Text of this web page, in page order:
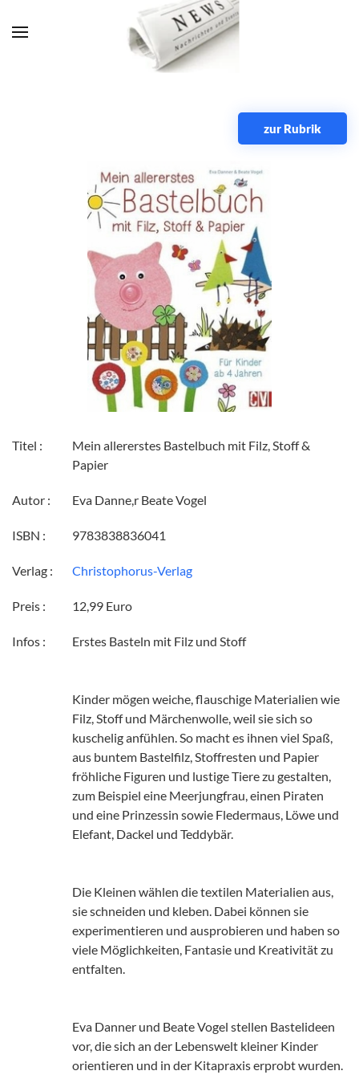
Zum Hauptinhalt springen
zur Rubrik
Titel :
Mein allererstes Bastelbuch mit Filz, Stoff &
Papier
Autor : Eva Danne,r Beate Vogel
ISBN : 9783838836041
Verlag : Christophorus-Verlag
Preis : 12,99 Euro
Infos : Erstes Basteln mit Filz und Stoff
Kinder mögen weiche, flauschige Materialien wie
Filz, Stoff und Märchenwolle, weil sie sich so
kuschelig anfühlen. So macht es ihnen viel Spaß,
aus buntem Bastelfilz, Stoffresten und Papier
fröhliche Figuren und lustige Tiere zu gestalten,
zum Beispiel eine Meerjungfrau, einen Piraten
und eine Prinzessin sowie Fledermaus, Löwe und
Elefant, Dackel und Teddybär.
Die Kleinen wählen die textilen Materialien aus,
sie schneiden und kleben. Dabei können sie
experimentieren und ausprobieren und haben so
viele Möglichkeiten, Fantasie und Kreativität zu
entfalten.
Eva Danner und Beate Vogel stellen Bastelideen
vor, die sich an der Lebenswelt kleiner Kinder
orientieren und in der Kitapraxis erprobt wurden.